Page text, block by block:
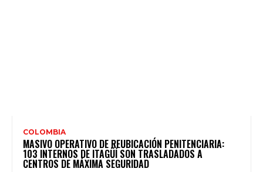
COLOMBIA
MASIVO OPERATIVO DE REUBICACIÓN PENITENCIARIA:
103 INTERNOS DE ITAGÜÍ SON TRASLADADOS A
CENTROS DE MÁXIMA SEGURIDAD